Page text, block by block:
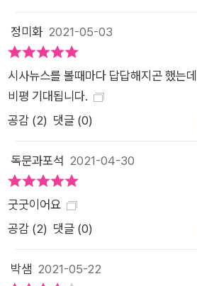
권유하는 이야기 4장 <꽃조차 놓이지 않은 죽음>에는 노동자,
특히 일터에서 목숨을 잃은 사람들에 대
멀’을 이야기하지만, 하루가 멀다 하고
어 죽고, 가스에 중독돼 죽어 매년 2000
것이 한국 사회의 ‘노멀’이다. 하지만 역
무런 충격이나 반성의 자료가 되지 못하
노동자가 무관심 속에서 죽어간다. 저자
여 있다면 애도는 이제 그저 꽃일 뿐이다
빌려 ‘꽃조차 놓이지 않은 노동자들의 죽
다. 5장 <‘시대의 기후’를 만드는 사람들>은 시민을 향하지 않는
정당과 정치인, ‘기레기’라는 경멸을 받
정미화 2021-05-03
시사뉴스를 볼때마다 답답해지곤 했는
비평 기대됩니다.
공감 (2) 댓글 (0)
독문과포석 2021-04-30
굿굿이어요
공감 (2) 댓글 (0)
박샘 2021-05-22